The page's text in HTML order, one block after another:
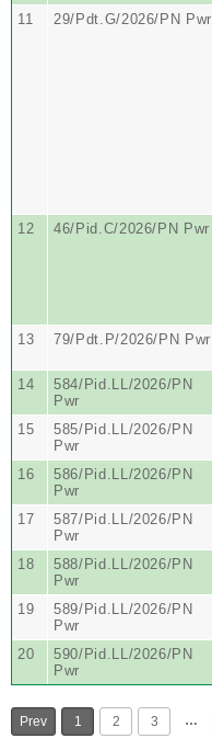
11
29/Pdt.G/2026/PN Pwr
12
46/Pid.C/2026/PN Pwr
13
79/Pdt.P/2026/PN Pwr
14
584/Pid.LL/2026/PN
Pwr
15
585/Pid.LL/2026/PN
Pwr
16
586/Pid.LL/2026/PN
Pwr
17
587/Pid.LL/2026/PN
Pwr
18
588/Pid.LL/2026/PN
Pwr
19
589/Pid.LL/2026/PN
Pwr
20
590/Pid.LL/2026/PN
Pwr
Prev 1 2 3 …